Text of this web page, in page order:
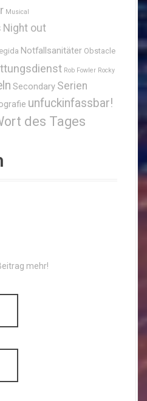
Musical
Night out
Notfallsanitäter Obstacle
Rob Fowler Rocky
Secondary Serien
unfuckinfassbar!
des Tages
mehr!